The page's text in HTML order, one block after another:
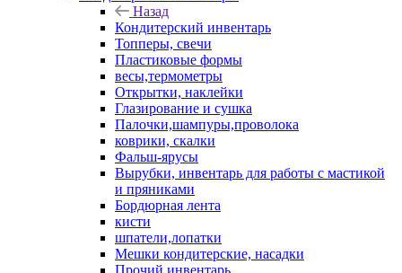
Назад
Кондитерский инвентарь
Топперы, свечи
Пластиковые формы
весы,термометры
Открытки, наклейки
Глазирование и сушка
Палочки,шампуры,проволока
коврики, скалки
Фальш-ярусы
Вырубки, инвентарь для работы с мастикой
и пряниками
Бордюрная лента
кисти
шпатели,лопатки
Мешки кондитерские, насадки
Прочий инвентарь